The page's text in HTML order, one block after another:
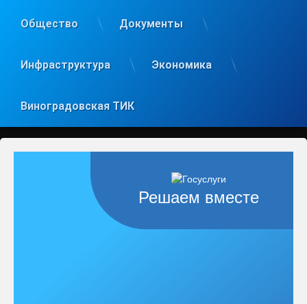
Общество Документы
Инфраструктура Экономика
Виноградовская ТИК
Решаем вместе